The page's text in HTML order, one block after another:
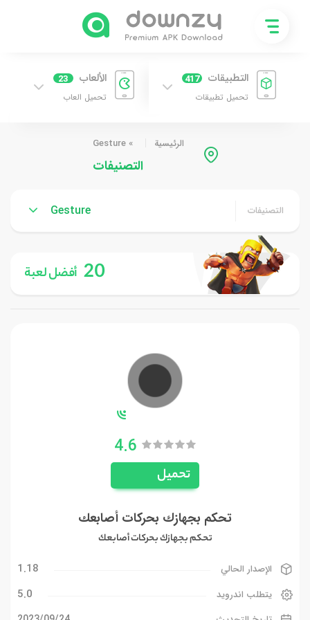
التطبيقات 417
تحميل تطبيقات
الألعاب 23
تحميل العاب
الرئيسية »
Gesture
التصنيفات
التصنيفات Gesture
20 أفضل لعبة
4.6
تحميل
تحكم بجهازك بحركات أصابعك
تحكم بجهازك بحركات أصابعك
الإصدار الحالي 1.18
يتطلب اندرويد 5.0